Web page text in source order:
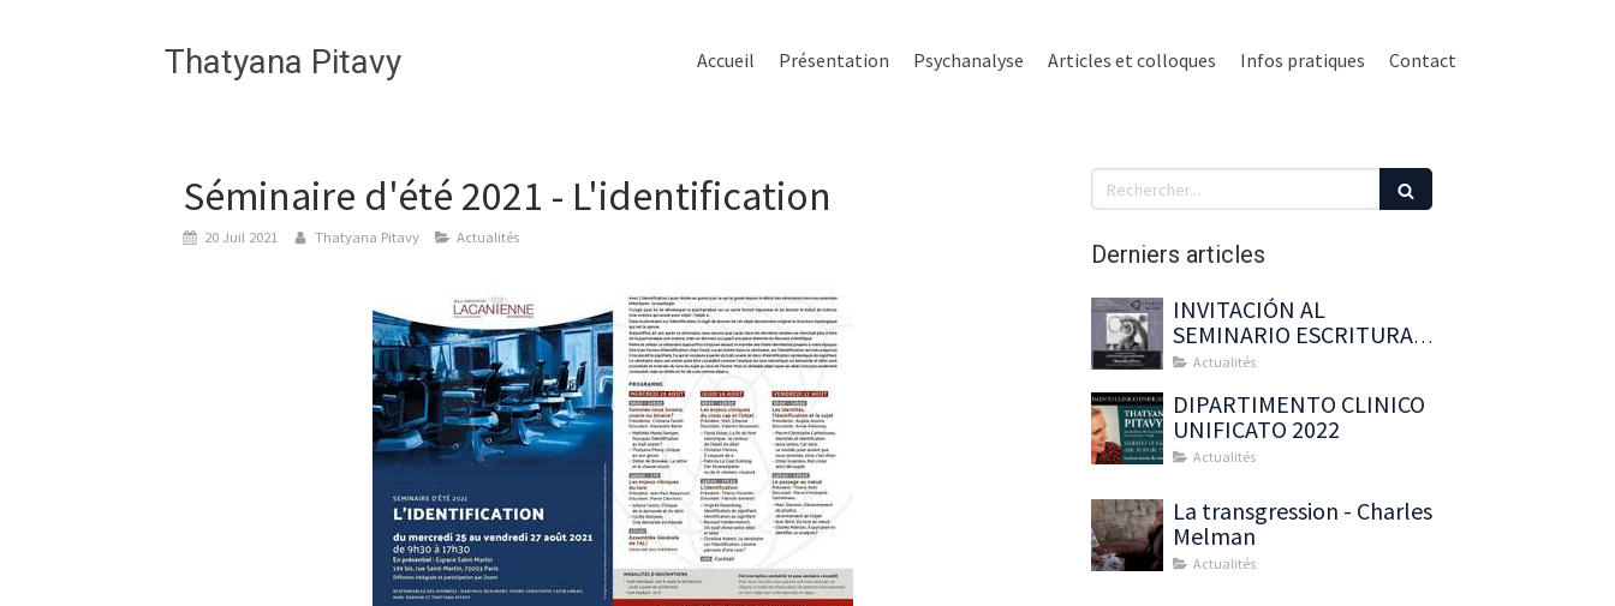
Accueil Présentation Psychanalyse Articles et colloques Infos pratiques Contact
Thatyana Pitavy
Séminaire d'été 2021 - L'identification
20 Juil 2021 Thatyana Pitavy Actualités
Rechercher
Derniers articles
INVITACIÓN AL
SEMINARIO ESCRITURA
DEL NUDO BORROMEO
Actualités
DIPARTIMENTO CLINICO
UNIFICATO 2022
Actualités
La transgression - Charles
Melman
Actualités